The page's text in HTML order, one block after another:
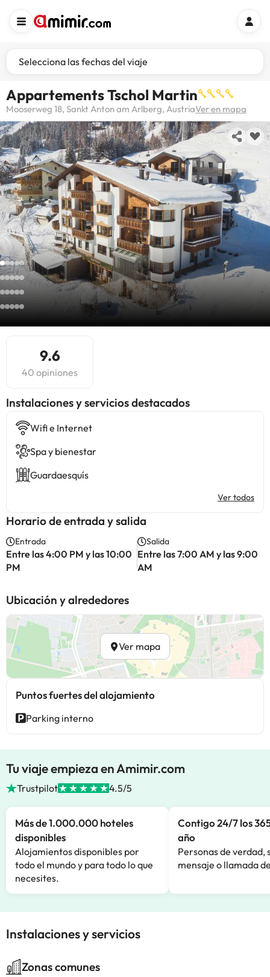
Selecciona las fechas del viaje
Appartements Tschol Martin
Mooserweg 18, Sankt Anton am Arlberg, AustriaVer en mapa
9.6
40 opiniones
Instalaciones y servicios destacados
Wifi e Internet
Spa y bienestar
Guardaesquís
Ver todos
Horario de entrada y salida
Entrada
Entre las 4:00 PM y las 10:00
PM
Salida
Entre las 7:00 AM y las 9:00
AM
Ubicación y alrededores
Ver mapa
Puntos fuertes del alojamiento
Parking interno
Tu viaje empieza en Amimir.com
Trustpilot 4.5/5
Más de 1.000.000 hoteles
disponibles
Alojamientos disponibles por
todo el mundo y para todo lo que
necesites.
Contigo 24/7 los
año
Personas de verdad,
mensaje o llamada
Instalaciones y servicios
Zonas comunes